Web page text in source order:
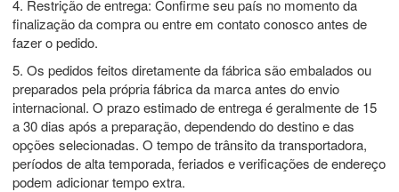
4. Restrição de entrega: Confirme seu país no momento da
finalização da compra ou entre em contato conosco antes de
fazer o pedido.
5. Os pedidos feitos diretamente da fábrica são embalados ou
preparados pela própria fábrica da marca antes do envio
internacional. O prazo estimado de entrega é geralmente de 15
a 30 dias após a preparação, dependendo do destino e das
opções selecionadas. O tempo de trânsito da transportadora,
períodos de alta temporada, feriados e verificações de endereço
podem adicionar tempo extra.